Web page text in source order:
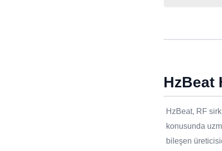
HzBeat
HzBeat, RF
konusunda
bileşen